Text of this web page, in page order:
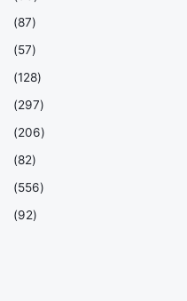
(87)
(57)
(128)
(297)
(206)
(82)
(556)
(92)